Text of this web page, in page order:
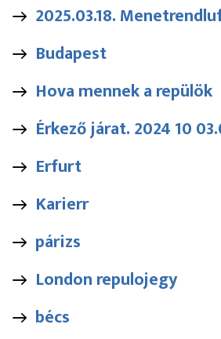
2025.03.18.
Budapest
Hova mennek a repülök
Érkező járat. 2024 10
Erfurt
Karierr
párizs
London repulojegy
bécs